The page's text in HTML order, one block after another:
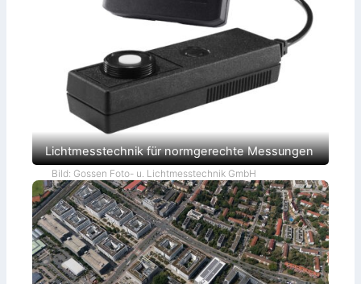
Lichtmesstechnik für normgerechte Messungen
Bild: Gossen Foto- u. Lichtmesstechnik GmbH